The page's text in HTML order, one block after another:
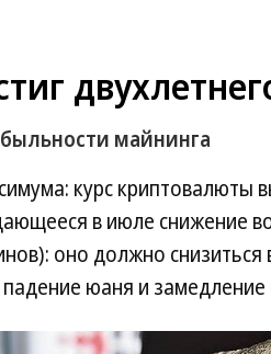
майнинга
курс криптовалюты
в июле снижение
оно должно снизиться
юаня и замедление